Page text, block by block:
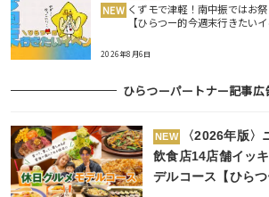
NEW くずモで津軽！南中振ではお
【ひらつー的今週末行きたいイ
2026年8月6日
ひらつーパートナー記事広
NEW
〈2026年版
飲食店14店舗イッ
デルコース【ひらつ